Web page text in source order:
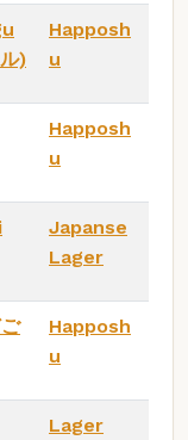
)
Happosh
u
Happosh
u
Japanse
Lager
Happosh
u
Lager